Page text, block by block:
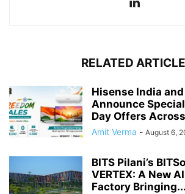
RELATED
Hisense India
Announce
Day Offers
Amit Verma - August 6,
BITS Pilani’s
VERTEX: A New
Factory Bringing...